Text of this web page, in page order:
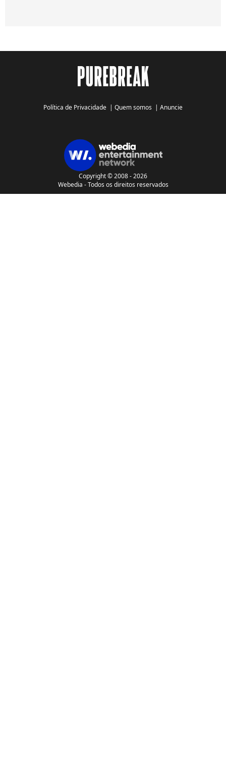
Política de Privacidade | Quem somos | Anuncie
Copyright © 2008 - 2026
Webedia - Todos os direitos reservados